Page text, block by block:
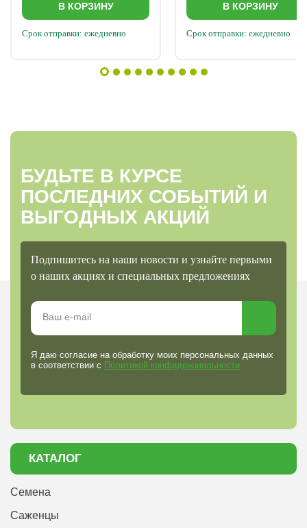
В КОРЗИНУ
Срок отправки: ежедневно
В КОРЗИНУ
Срок отправки: ежедневно
БУДЬТЕ В КУРСЕ
ПОСЛЕДНИХ СОБЫТИЙ И
ВЫГОДНЫХ АКЦИЙ
Подпишитесь на наши новости и узнайте первыми
о наших акциях и специальных предложениях
Я даю согласие на обработку моих персональных данных
в соответствии с Политикой конфиденциальности
КАТАЛОГ
Семена
Саженцы